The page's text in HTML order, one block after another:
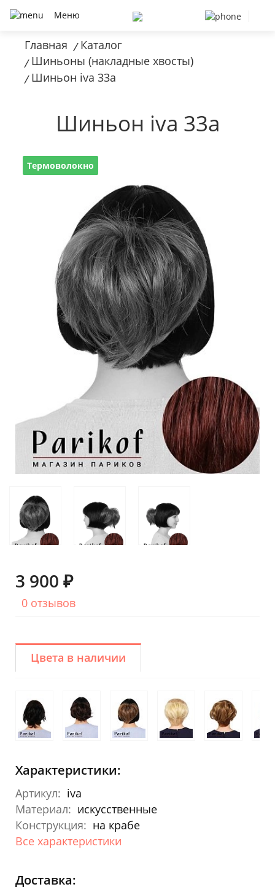
Меню
Главная / Каталог
/ Шиньоны (накладные хвосты)
/ Шиньон iva 33a
Шиньон iva 33a
Термоволокно
3 900 ₽
0 отзывов
Цвета в наличии
Характеристики:
Артикул: iva
Материал: искусственные
Конструкция: на крабе
Все характеристики
Доставка: